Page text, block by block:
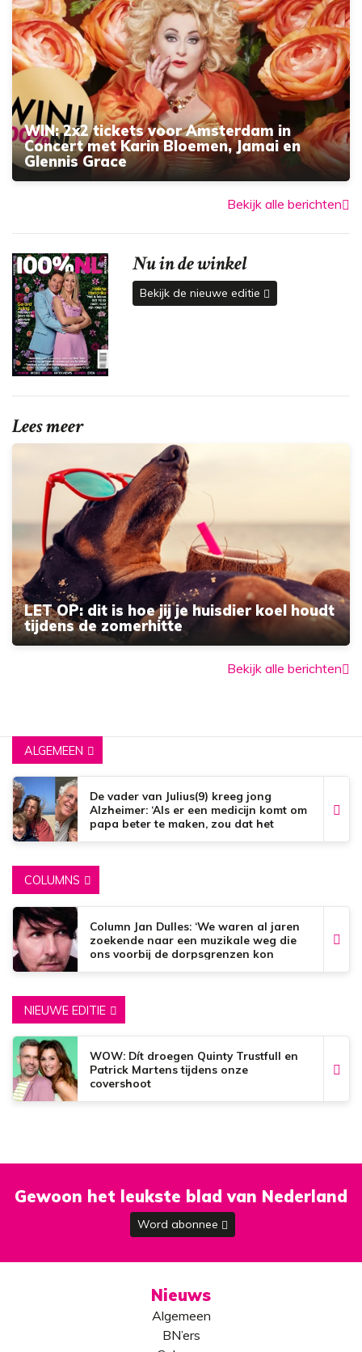
WIN: 2x2 tickets voor Amsterdam in
Concert met Karin Bloemen, Jamai en
Glennis Grace
Bekijk alle berichten
Nu in de winkel
Bekijk de nieuwe editie
Lees meer
LET OP: dit is hoe jij je huisdier koel houdt
tijdens de zomerhitte
Bekijk alle berichten
ALGEMEEN
De vader van Julius(9) kreeg jong
Alzheimer: ‘Als er een medicijn komt om
papa beter te maken, zou dat het
COLUMNS
Column Jan Dulles: ‘We waren al jaren
zoekende naar een muzikale weg die
ons voorbij de dorpsgrenzen kon
NIEUWE EDITIE
WOW: Dít droegen Quinty Trustfull en
Patrick Martens tijdens onze
covershoot
Gewoon het leukste blad van Nederland
Word abonnee
Nieuws
Algemeen
BN’ers